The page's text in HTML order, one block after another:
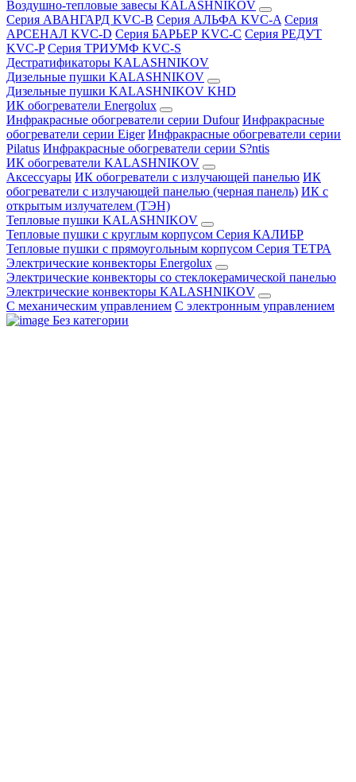
Воздушно-тепловые завесы KALASHNIKOV
Серия АВАНГАРД KVC-B Серия АЛЬФА KVC-A Серия
АРСЕНАЛ KVC-D Серия БАРЬЕР KVC-C Серия РЕДУТ
KVC-P Серия ТРИУМФ KVC-S
Дестратификаторы KALASHNIKOV
Дизельные пушки KALASHNIKOV
Дизельные пушки KALASHNIKOV KHD
ИК обогреватели Energolux
Инфракрасные обогреватели серии Dufour Инфракрасные
обогреватели серии Eiger Инфракрасные обогреватели серии
Pilatus Инфракрасные обогреватели серии S?ntis
ИК обогреватели KALASHNIKOV
Аксессуары ИК обогреватели с излучающей панелью ИК
обогреватели с излучающей панелью (черная панель) ИК с
открытым излучателем (ТЭН)
Тепловые пушки KALASHNIKOV
Тепловые пушки с круглым корпусом Серия КАЛИБР
Тепловые пушки с прямоугольным корпусом Серия ТЕТРА
Электрические конвекторы Energolux
Электрические конвекторы со стеклокерамической панелью
Электрические конвекторы KALASHNIKOV
С механическим управлением С электронным управлением
Без категории